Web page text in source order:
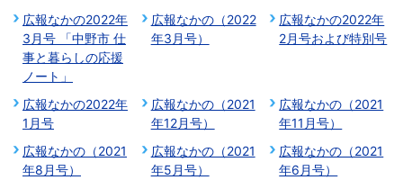
広報なかの2022年
3月号 「中野市 仕
事と暮らしの応援
ノート」
広報なかの（2022
年3月号）
広報なかの2022年
2月号および特別号
広報なかの2022年
1月号
広報なかの（2021
年12月号）
広報なかの（2021
年11月号）
広報なかの（2021
年8月号）
広報なかの（2021
年5月号）
広報なかの（2021
年6月号）